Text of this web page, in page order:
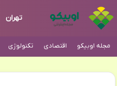
تهران
مجله اوبیکو اقتصادی تکنولوژی